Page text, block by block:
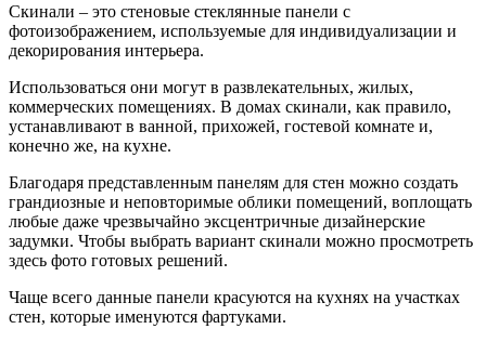
Скинали – это стеновые стеклянные панели с
фотоизображением, используемые для индивидуализации и
декорирования интерьера.
Использоваться они могут в развлекательных, жилых,
коммерческих помещениях. В домах скинали, как правило,
устанавливают в ванной, прихожей, гостевой комнате и,
конечно же, на кухне.
Благодаря представленным панелям для стен можно создать
грандиозные и неповторимые облики помещений, воплощать
любые даже чрезвычайно эксцентричные дизайнерские
задумки. Чтобы выбрать вариант скинали можно просмотреть
здесь фото готовых решений.
Чаще всего данные панели красуются на кухнях на участках
стен, которые именуются фартуками.